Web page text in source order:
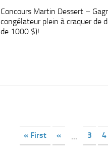
Concours Martin Dessert –
congélateur plein à craquer de
de 1000 $)!
« First « ... 3 4